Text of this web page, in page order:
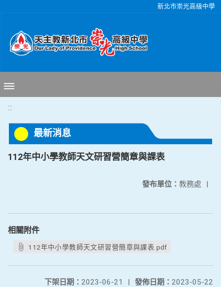
新北市崇光高級中學
:::
最新消息
112年中小學教師天文研習營簡章與課表
發布單位： 教務處 |
相關附件
112年中小學教師天文研習營簡章與課表.pdf
發佈日期： 2023-05-22
下架日期： 2023-06-21
|